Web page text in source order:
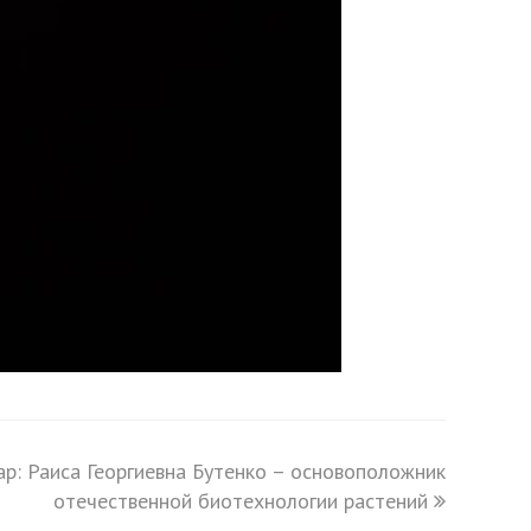
Раиса Георгиевна Бутенко – основоположник
отечественной биотехнологии растений